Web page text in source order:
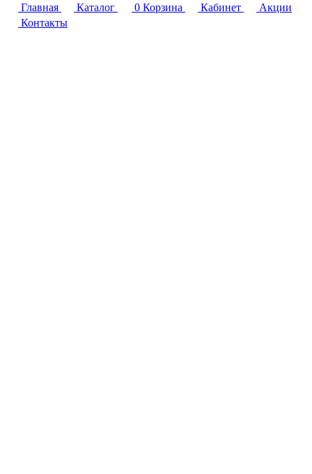
Главная
Каталог 0 Корзина Кабинет
Акции
Контакты